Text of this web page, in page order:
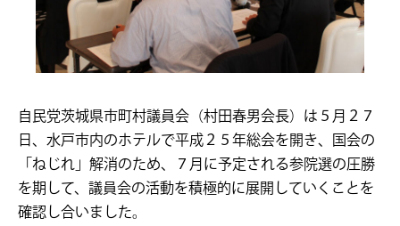
自民党茨城県市町村議員会（村田春男会長）は５月２７
日、水戸市内のホテルで平成２５年総会を開き、国会の
「ねじれ」解消のため、７月に予定される参院選の圧勝
を期して、議員会の活動を積極的に展開していくことを
確認し合いました。